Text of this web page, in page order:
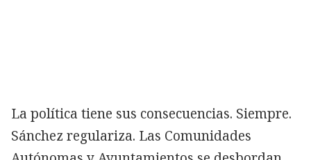
La política tiene sus consecuencias. Siempre.
Sánchez regulariza. Las Comunidades